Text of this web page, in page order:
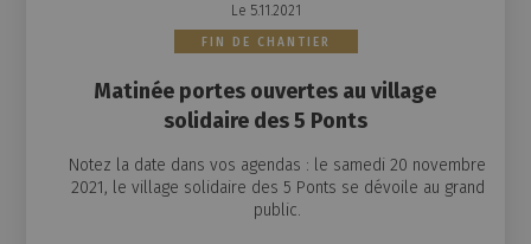
Le 5.11.2021
FIN DE CHANTIER
Matinée portes ouvertes au village
solidaire des 5 Ponts
Notez la date dans vos agendas : le samedi 20 novembre
2021, le village solidaire des 5 Ponts se dévoile au grand
public.